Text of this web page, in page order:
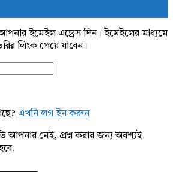
ইমেইল এড্রেস দিন। ইমেইলের মাধ্যমে
লিংক পেয়ে যাবেন।
এখনি লগ ইন করুন
আপনার নেই, প্রশ্ন করার জন্য অবশ্যই